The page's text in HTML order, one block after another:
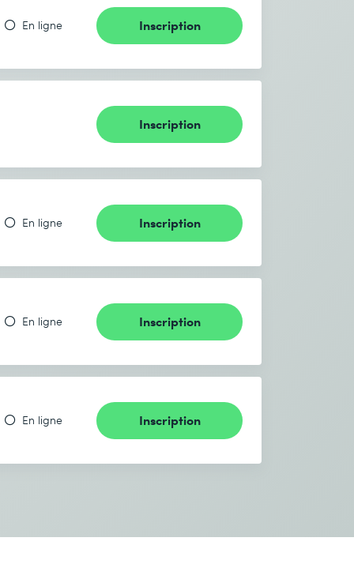
En ligne Inscription
Inscription
En ligne Inscription
En ligne Inscription
En ligne Inscription